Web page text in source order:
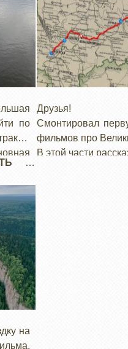
по
не
Друзья!
Смонтировал
фильмов про
В этой части
3:
на